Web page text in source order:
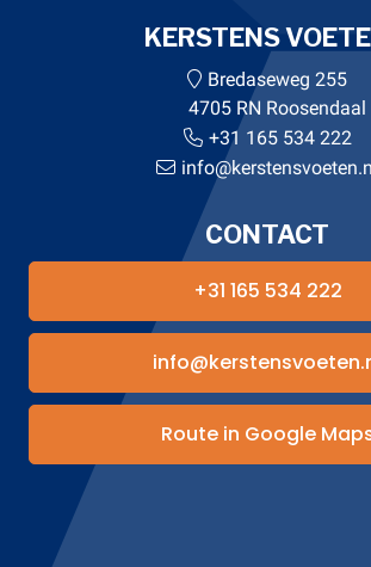
KERSTENS
Bredaseweg 255
4705 RN Roosendaal
+31 165 534 222
CONTACT
+31 165 534 222
Route in Google